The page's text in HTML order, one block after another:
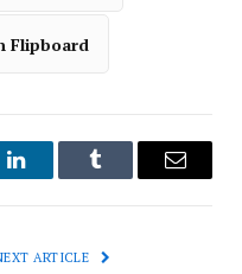
Flipboard
LinkedInTumblr Email
ARTICLE